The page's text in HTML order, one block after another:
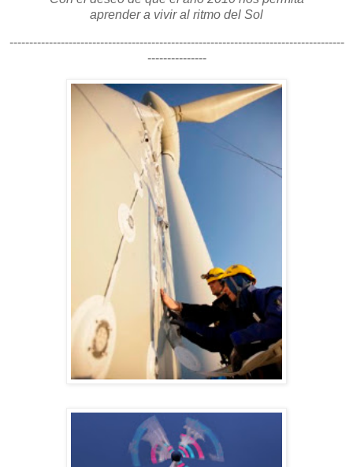
aprender a vivir al ritmo del Sol
-------------------------------------------------------------------------------------
---------------